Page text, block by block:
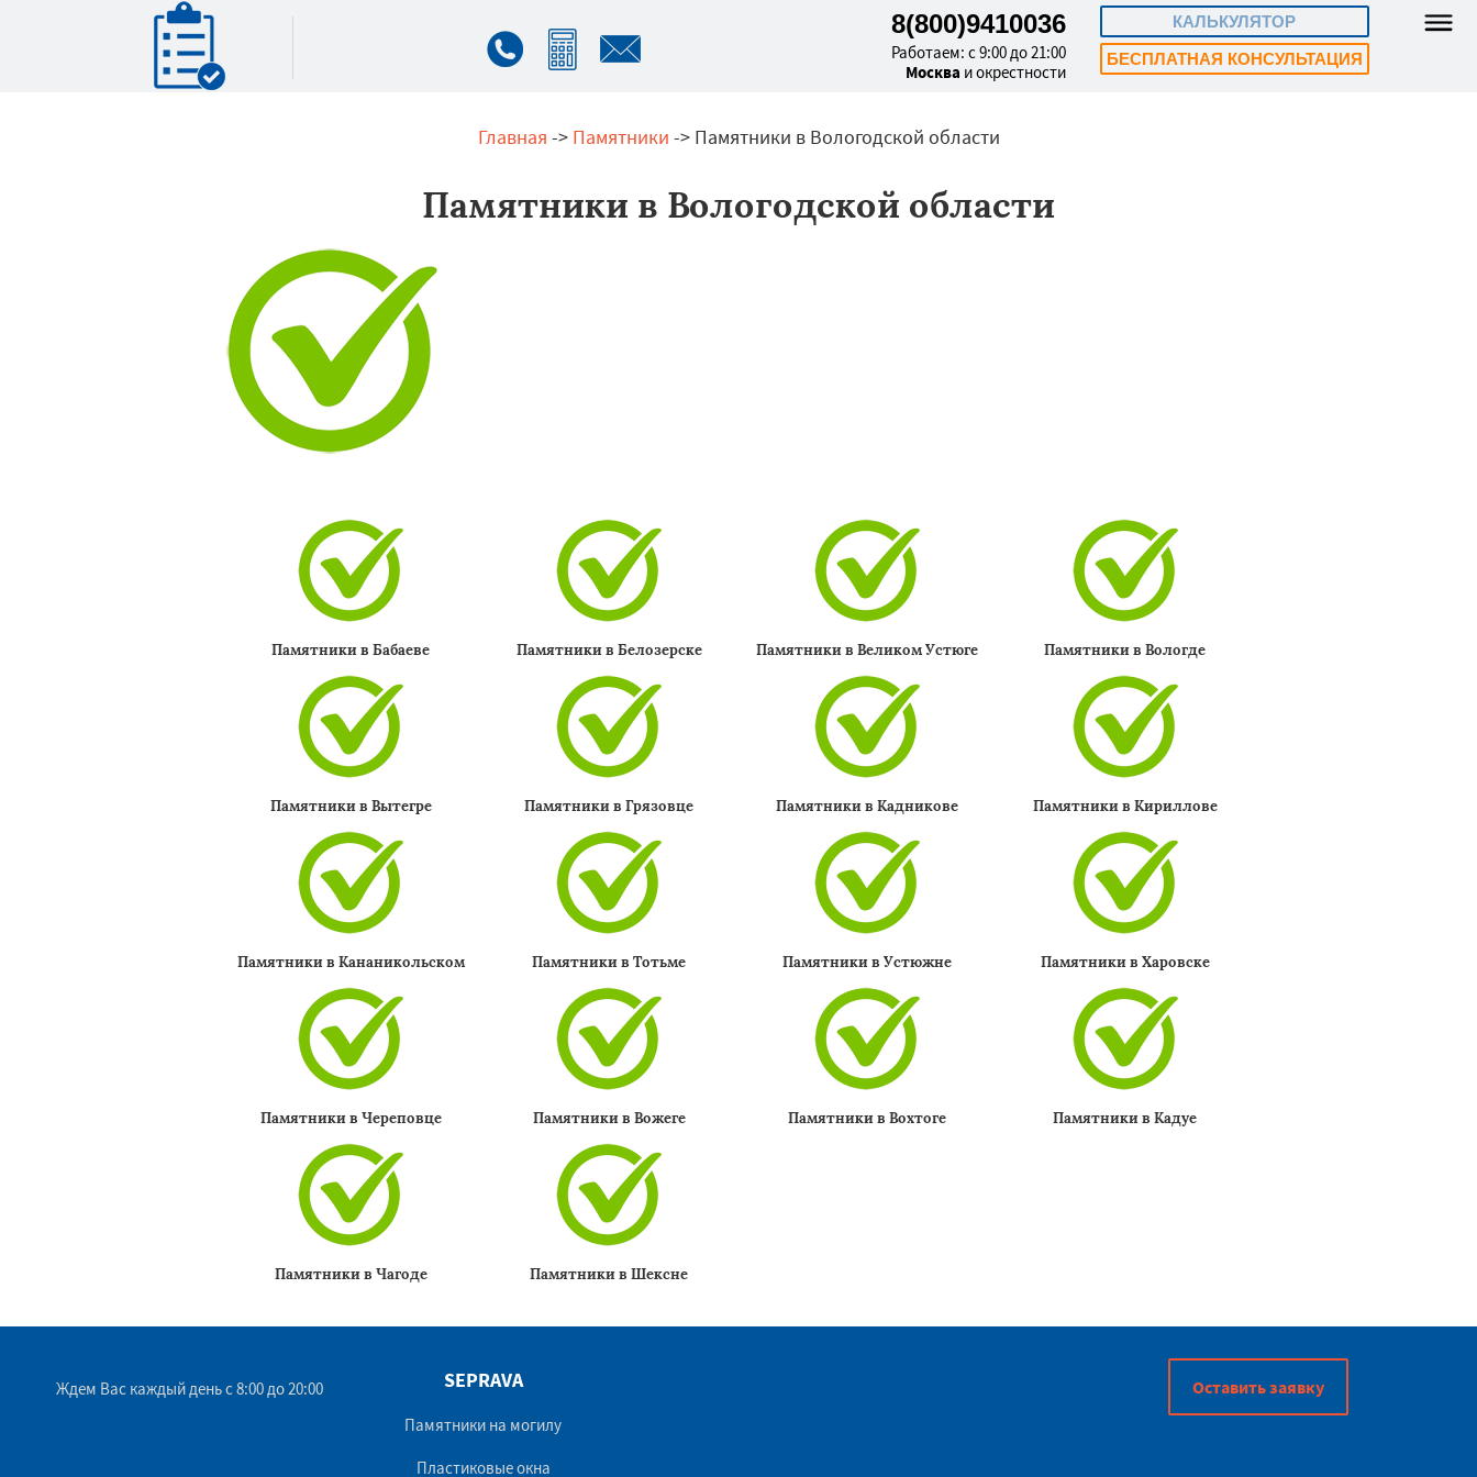
КАЛЬКУЛЯТОР
БЕСПЛАТНАЯ КОНСУЛЬТАЦИЯ
8(800)9410036
Работаем: с 9:00 до 21:00
Москва и окрестности
Главная -> Памятники -> Памятники в Вологодской области
Памятники в Вологодской области
Памятники в Бабаеве Памятники в Белозерске Памятники в Великом Устюге Памятники в Вологде
Памятники в Вытегре Памятники в Грязовце Памятники в Кадникове Памятники в Кириллове
Памятники в Кананикольском Памятники в Тотьме Памятники в Устюжне Памятники в Харовске
Памятники в Череповце Памятники в Вожеге Памятники в Вохтоге Памятники в Кадуе
Памятники в Чагоде Памятники в Шексне
Ждем Вас каждый день с 8:00 до 20:00 SEPRAVA
Памятники на могилу
Пластиковые окна
Оставить заявку
×
Даю согласие на обработку персональных данных